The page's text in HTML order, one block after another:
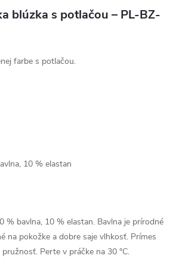
blúzka s potlačou – PL-BZ-
farbe s potlačou.
10 % elastan
% bavlna, 10 % elastan. Bavlna je prírodné
na pokožke a dobre saje vlhkosť. Prímes
Perte v práčke na 30 °C.